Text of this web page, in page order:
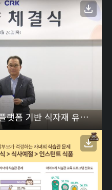
[CJ프레시웨이] 무인 판매 플랫폼 기반 식자재 유통 확대…CRK와 업무협약 01